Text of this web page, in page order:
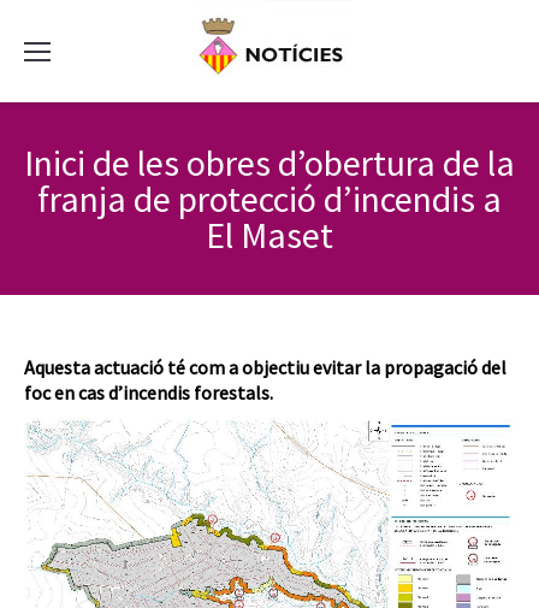
Inici de les obres d’obertura de la
franja de protecció d’incendis a
El Maset
Aquesta actuació té com a objectiu evitar la propagació del
foc en cas d’incendis forestals.